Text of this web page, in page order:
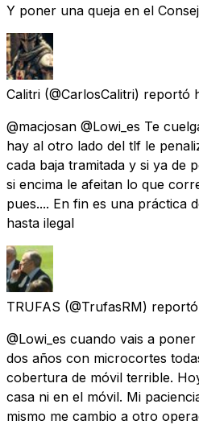
Y poner una queja en el
Calitri (@CarlosCalitri) reportó
@macjosan @Lowi_es Te
hay al otro lado del tlf le
cada baja tramitada y si ya
si encima le afeitan lo que
pues.... En fin es una
hasta ilegal
TRUFAS (@TrufasRM) reportó
@Lowi_es cuando vais a
dos años con microcortes
cobertura de móvil terrible.
casa ni en el móvil. Mi
mismo me cambio a otro